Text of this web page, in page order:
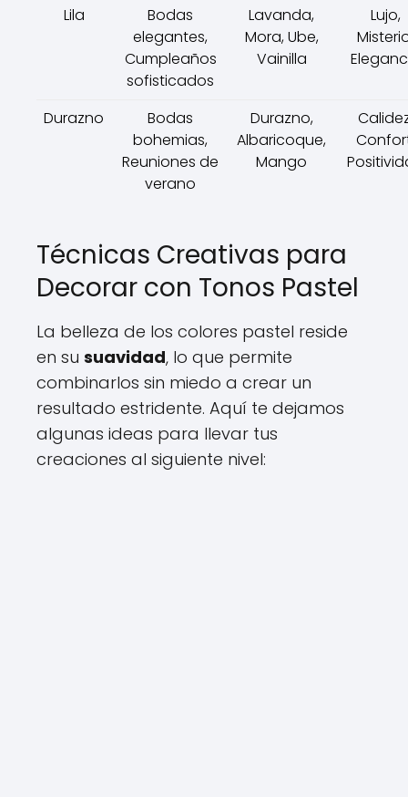
Lila
Bodas
elegantes,
Cumpleaños
sofisticados
Lavanda,
Mora, Ube,
Vainilla
Lujo,
Durazno
Bodas
bohemias,
Reuniones de
verano
Durazno,
Albaricoque,
Mango
Técnicas Creativas para
Decorar con Tonos Pastel
La belleza de los colores pastel reside
en su suavidad, lo que permite
combinarlos sin miedo a crear un
resultado estridente. Aquí te dejamos
algunas ideas para llevar tus
creaciones al siguiente nivel: